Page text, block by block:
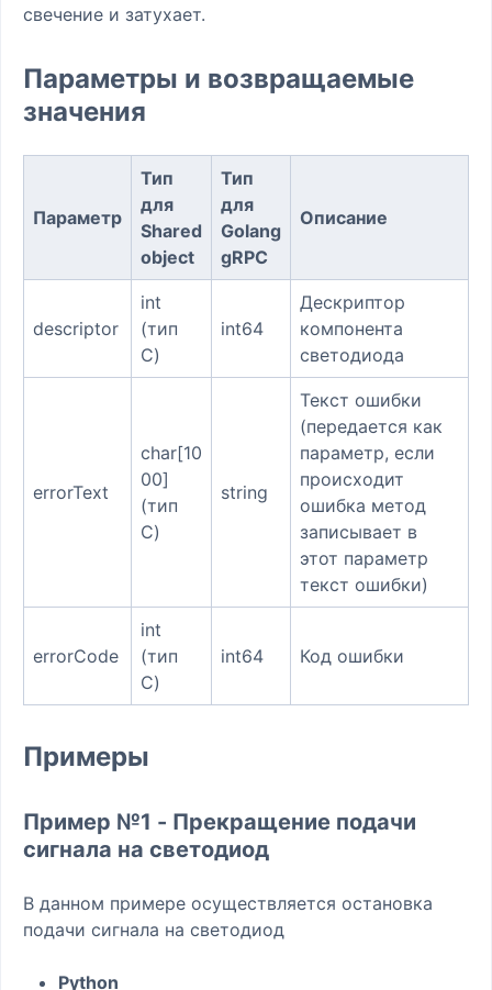
свечение и затухает.
Параметры и возвращаемые
значения
Параметр
Тип
для
Shared
object
Тип
для
Golang
gRPC
Описание
descriptor
int
(тип
C)
int64
Дескриптор
компонента
светодиода
errorText
char[10
00]
(тип
C)
string
Текст ошибки
(передается как
параметр, если
происходит
ошибка метод
записывает в
этот параметр
текст ошибки)
errorCode
int
(тип
C)
int64 Код ошибки
Примеры
Пример №1 - Прекращение подачи
сигнала на светодиод
В данном примере осуществляется остановка
подачи сигнала на светодиод
Python